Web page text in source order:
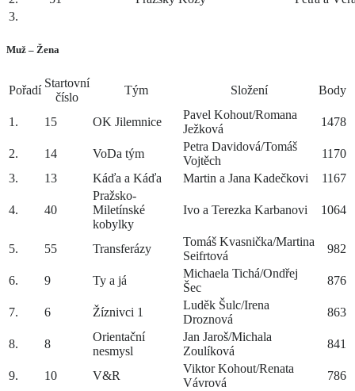
3.
Muž – Žena
Pořadí
Startovní
číslo
Tým Složení Body
1. 15 OK Jilemnice
Pavel Kohout/Romana
Ježková
1478
2. 14 VoDa tým
Petra Davidová/Tomáš
Vojtěch
1170
3.
13 Káďa a Káďa Martin a Jana Kadečkovi 1167
4. 40
Pražsko-
Miletínské
kobylky
Ivo a Terezka Karbanovi 1064
5. 55 Transferázy
Tomáš Kvasnička/Martina
Seifrtová
982
6. 9 Ty a já
Michaela Tichá/Ondřej
Šec
876
7. 6 Žíznivci 1
Luděk Šulc/Irena
Droznová
863
8. 8
Orientační
nesmysl
Jan Jaroš/Michala
Zoulíková
841
9. 10 V&R
Viktor Kohout/Renata
Vávrová
786